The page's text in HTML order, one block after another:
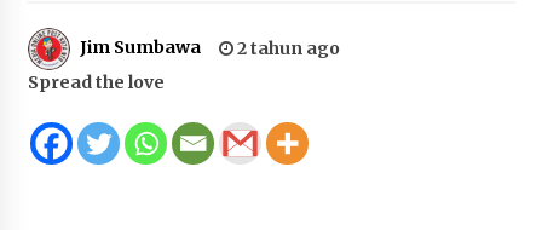
Anggota Satlantas Polres Sumbawa, Briptu
Juanda, Edukasi Masyarakat dalam Mengurus
Administrasi Kendaraan Berupa SIM
HUT ke-46 Dekranas di Makassar, di Hadapan
Jim Sumbawa
2 tahun ago
Spread the love